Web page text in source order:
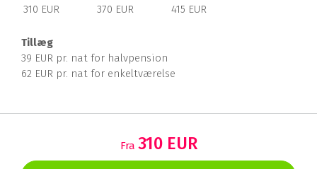
310 EUR
370 EUR 415 EUR
Tillæg
39 EUR pr. nat for halvpension
62 EUR pr. nat for enkeltværelse
Fra 310 EUR